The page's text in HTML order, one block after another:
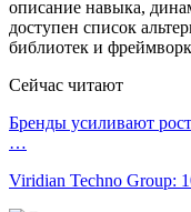
описание навыка,
доступен список
библиотек и
Сейчас читают
Бренды усиливают
…
Viridian Techno Group: